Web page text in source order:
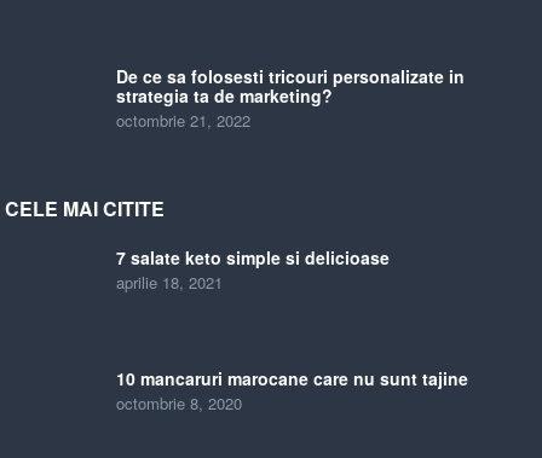
De ce sa folosesti tricouri personalizate in
strategia ta de marketing?
octombrie 21, 2022
CELE MAI CITITE
7 salate keto simple si delicioase
aprilie 18, 2021
10 mancaruri marocane care nu sunt tajine
octombrie 8, 2020